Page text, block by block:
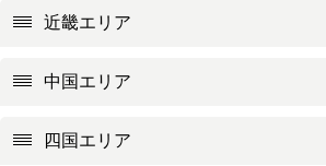
近畿エリア
中国エリア
四国エリア